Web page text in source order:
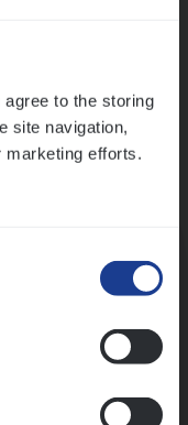
to the storing
site navigation,
marketing efforts.